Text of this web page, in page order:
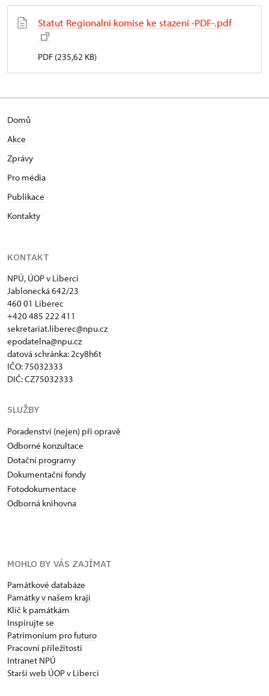
Statut Regionalni komise ke stazeni -PDF-.pdf
PDF (235,62 KB)
Domů
Akce
Zprávy
Pro média
Publikace
Kontakty
KONTAKT
NPÚ, ÚOP v Liberci
Jablonecká 642/23
460 01 Liberec
+420 485 222 411
sekretariat.liberec@npu.cz
epodatelna@npu.cz
datová schránka: 2cy8h6t​
IČO: 75032333
DIČ: CZ75032333
SLUŽBY
Poradenství (nejen) při opravě
Odborné konzultace
Dotační programy
Dokumentační fondy
Fotodokumentace
Odborná knihovna
MOHLO BY VÁS ZAJÍMAT
Památkové databáze
Památky v našem kraji
Klíč k památkám
Inspirujte se
Patrimonium pro futuro
Pracovní příležitosti
Intranet NPÚ
Starší web ÚOP v Liberci